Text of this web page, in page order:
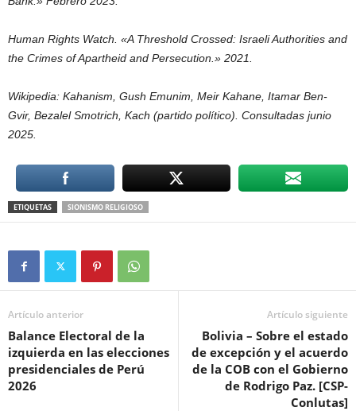
Human Rights Watch. «A Threshold Crossed: Israeli Authorities and
the Crimes of Apartheid and Persecution.» 2021.
Wikipedia: Kahanism, Gush Emunim, Meir Kahane, Itamar Ben-
Gvir, Bezalel Smotrich, Kach (partido político). Consultadas junio
2025.
ETIQUETAS SIONISMO RELIGIOSO
Artículo anterior
Balance Electoral de la
izquierda en las elecciones
presidenciales de Perú
2026
Artículo siguiente
Bolivia – Sobre el estado
de excepción y el acuerdo
de la COB con el Gobierno
de Rodrigo Paz. [CSP-
Conlutas]